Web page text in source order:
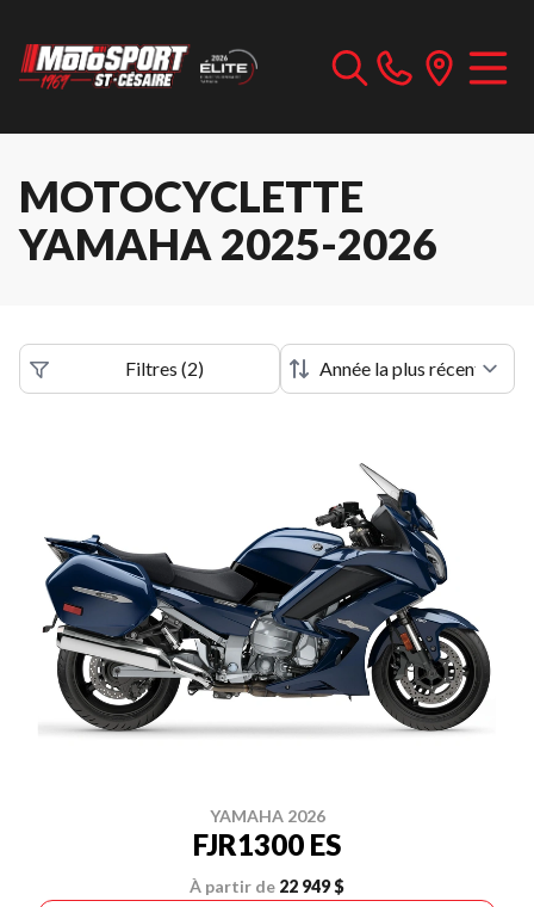
MOTOCYCLETTE
YAMAHA 2025-2026
Filtres (2)
YAMAHA 2026
FJR1300 ES
À partir de 22 949 $